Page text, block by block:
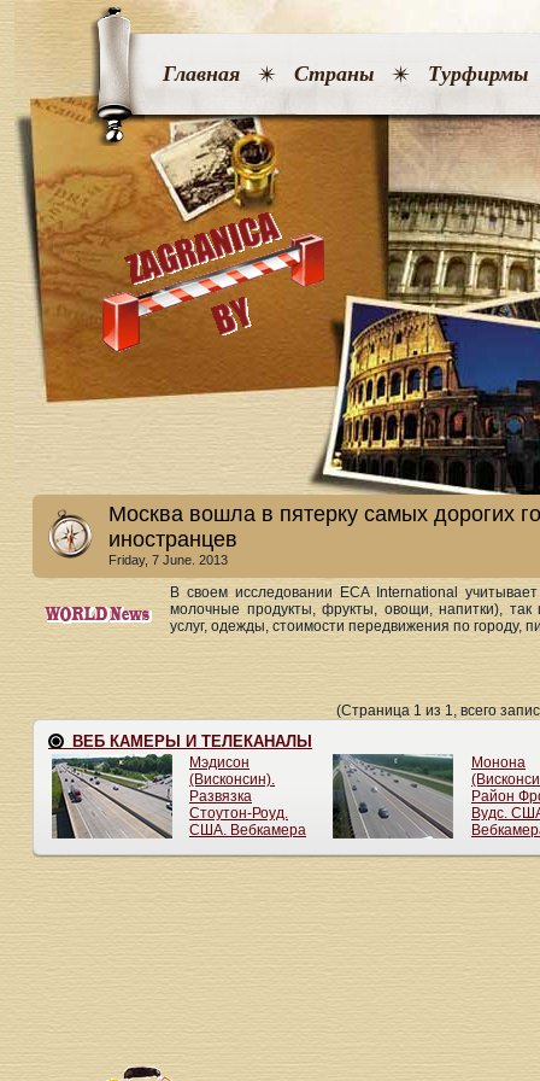
Главная Страны Турфирмы
Москва вошла в пятерку самых дорогих
иностранцев
Friday, 7 June. 2013
В своем исследовании ECA International
молочные продукты, фрукты, овощи, напитки), так
услуг, одежды, стоимости передвижения по городу,
(Страница 1 из 1, всего